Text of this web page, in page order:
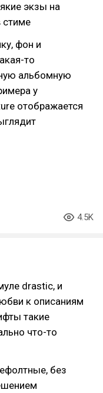
экзы на
стиме
фон и
то
альбомную
у
отображается
4.5K
drastic, и
к описаниям
такие
что-то
без